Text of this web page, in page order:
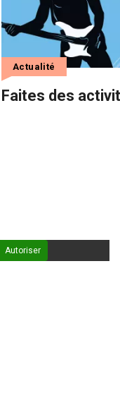
Faites des
Actualité
Autoriser